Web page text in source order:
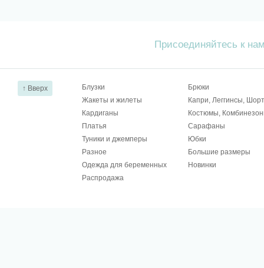
Присоединяйтесь к
↑ Вверх Блузки
Брюки
Жакеты и жилеты
Капри, Леггинсы,
Кардиганы
Костюмы,
Платья
Сарафаны
Туники и джемперы
Юбки
Разное
Большие размеры
Одежда для беременных
Новинки
Распродажа